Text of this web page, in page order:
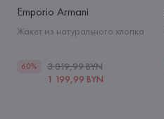
Emporio Armani
Жакет из натурального хлопка
60%
3 019,99 BYN
1 199,99 BYN